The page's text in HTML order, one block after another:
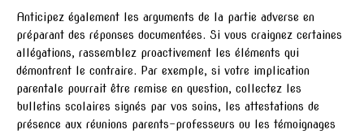
Anticipez également les arguments de la partie adverse en
préparant des réponses documentées. Si vous craignez certaines
allégations, rassemblez proactivement les éléments qui
démontrent le contraire. Par exemple, si votre implication
parentale pourrait être remise en question, collectez les
bulletins scolaires signés par vos soins, les attestations de
présence aux réunions parents-professeurs ou les témoignages